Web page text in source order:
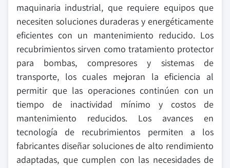
maquinaria industrial, que requiere equipos que
necesiten soluciones duraderas y energéticamente
eficientes con un mantenimiento reducido. Los
recubrimientos sirven como tratamiento protector
para bombas, compresores y sistemas de
transporte, los cuales mejoran la eficiencia al
permitir que las operaciones continúen con un
tiempo de inactividad mínimo y costos de
mantenimiento reducidos. Los avances en
tecnología de recubrimientos permiten a los
fabricantes diseñar soluciones de alto rendimiento
adaptadas, que cumplen con las necesidades de